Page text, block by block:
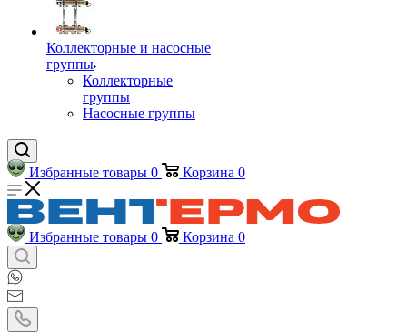
Коллекторные и насосные
группы
Коллекторные
группы
Насосные группы
Избранные товары 0 Корзина 0
Избранные товары 0 Корзина 0